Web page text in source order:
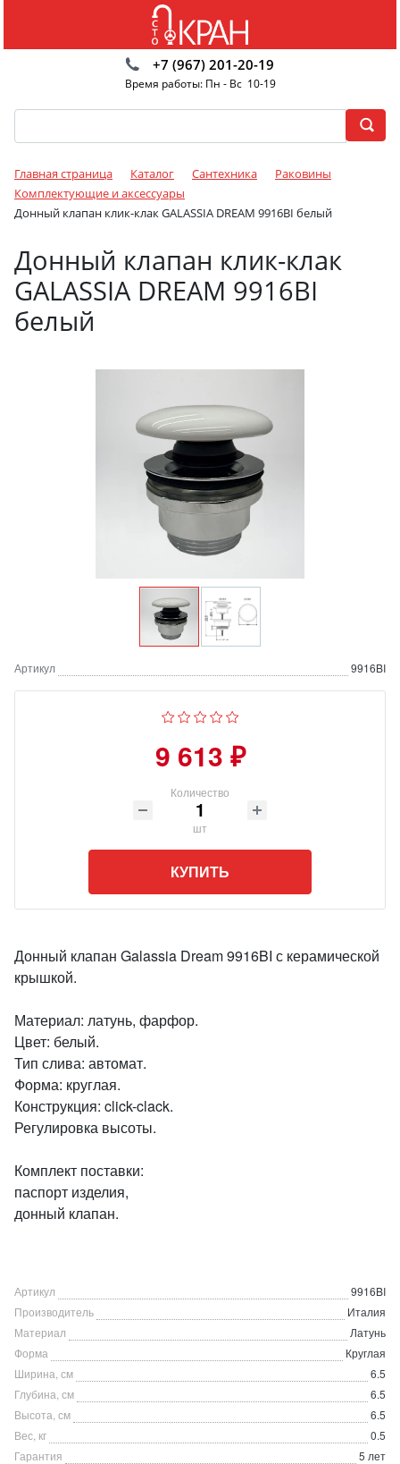
+7 (967) 201-20-19
Время работы: Пн - Вс 10-19
Главная страница Каталог Сантехника
Раковины
Комплектующие и аксессуары
Донный клапан клик-клак GALASSIA DREAM 9916BI белый
Донный клапан клик-клак
GALASSIA DREAM 9916BI
белый
Артикул 9916BI
9 613 ₽
Количество
шт
КУПИТЬ
Донный клапан Galassia Dream 9916BI с керамической
крышкой.
Материал: латунь, фарфор.
Цвет: белый.
Тип слива: автомат.
Форма: круглая.
Конструкция: click-clack.
Регулировка высоты.
Комплект поставки:
паспорт изделия,
донный клапан.
Артикул
9916BI
Производитель
Италия
Материал
Латунь
Форма
Круглая
Ширина, см
6.5
Глубина, см
6.5
Высота, см
6.5
Вес, кг
0.5
Гарантия
5 лет